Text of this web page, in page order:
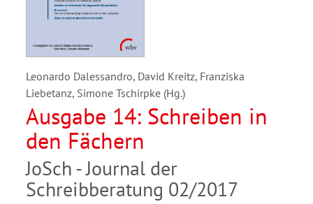
Leonardo Dalessandro, David Kreitz, Franziska
Liebetanz, Simone Tschirpke (Hg.)
Ausgabe 14: Schreiben in
den Fächern
JoSch - Journal der
Schreibberatung 02/2017